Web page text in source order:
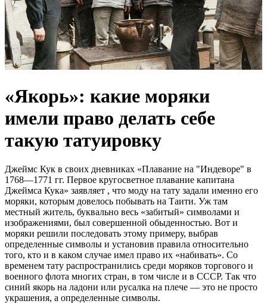
«Якорь»: какие моряки
имели право делать себе
такую татуировку
Джеймс Кук в своих дневниках «Плавание на "Индеворе" в
1768—1771 гг. Первое кругосветное плавание капитана
Джеймса Кука» заявляет , что моду на тату задали именно его
моряки, которым довелось побывать на Таити. Уж там
местный житель, буквально весь «забитый» символами и
изображениями, был совершенной обыденностью. Вот и
моряки решили последовать этому примеру, выбрав
определенные символы и установив правила относительно
того, кто и в каком случае имел право их «набивать». Со
временем тату распространились среди моряков торгового и
военного флота многих стран, в том числе и в СССР. Так что
синий якорь на ладони или русалка на плече — это не просто
украшения, а определенные символы.